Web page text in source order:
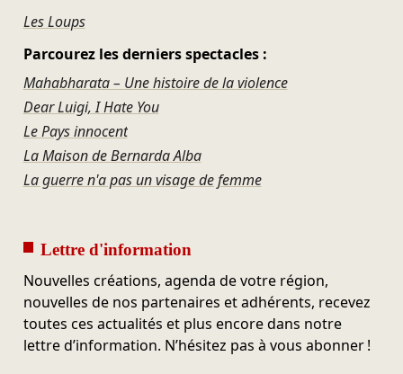
Les Loups
Parcourez les derniers spectacles :
Mahabharata – Une histoire de la violence
Dear Luigi, I Hate You
Le Pays innocent
La Maison de Bernarda Alba
La guerre n'a pas un visage de femme
Lettre d'information
Nouvelles créations, agenda de votre région,
nouvelles de nos partenaires et adhérents, recevez
toutes ces actualités et plus encore dans notre
lettre d’information. N’hésitez pas à vous abonner !